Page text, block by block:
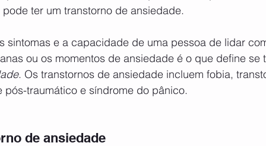
ter um transtorno de ansiedade.
ou os momentos de ansiedade é o que define se
. Os transtornos de ansiedade incluem fobia,
pós-traumático e síndrome do pânico.
de ansiedade